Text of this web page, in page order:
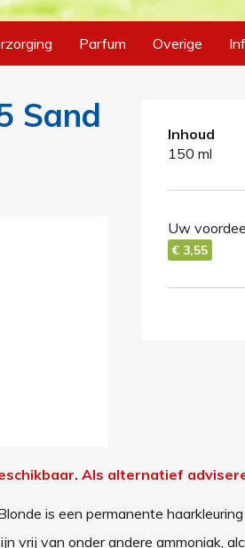
Parfum Overige
Sand
Inhoud
150 ml
Uw
€ 3,55
Als alternatief
is een permanente
vrij van onder andere ammoniak,